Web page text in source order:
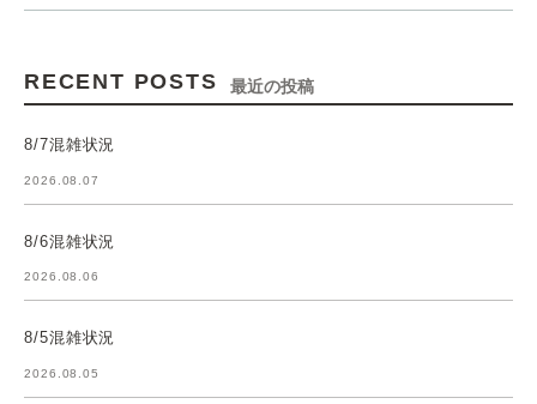
RECENT POSTS 最近の投稿
8/7混雑状況
2026.08.07
8/6混雑状況
2026.08.06
8/5混雑状況
2026.08.05